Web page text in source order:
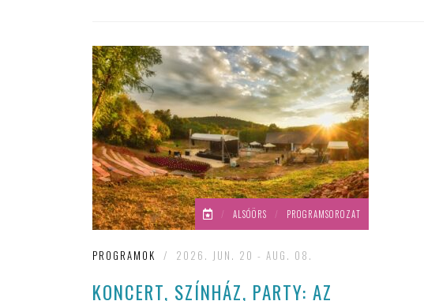
/ ALSÓÖRS / PROGRAMSOROZAT
PROGRAMOK / 2026. JUN. 20 - AUG. 08.
KONCERT, SZÍNHÁZ, PARTY: AZ